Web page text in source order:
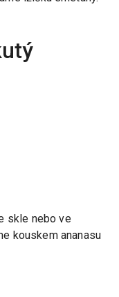
skle nebo ve
kouskem ananasu